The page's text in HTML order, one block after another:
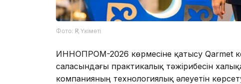
Фото: ҚР Үкіметі
ИННОПРОМ-2026 көрмесіне қатысу Qarmet
саласындағы практикалық тәжірибесін
компанияның технологиялық әлеуетін